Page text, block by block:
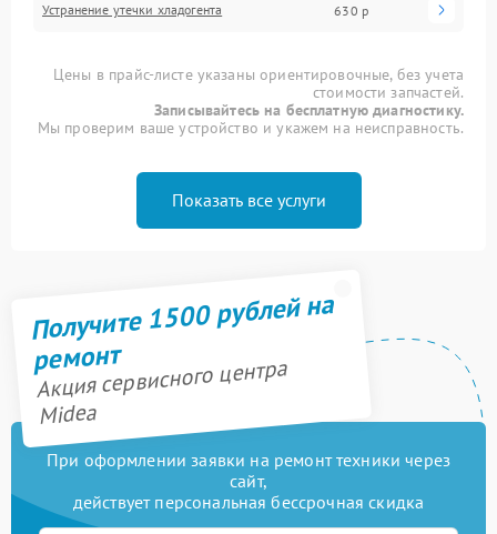
Устранение утечки хладогента 630 р
Цены в прайс-листе указаны ориентировочные, без учета
стоимости запчастей.
Записывайтесь на бесплатную диагностику.
Мы проверим ваше устройство и укажем на неисправность.
Показать все услуги
Получите 1500 рублей на
ремонт
Акция сервисного центра
Midea
При оформлении заявки на ремонт техники через
сайт,
действует персональная бессрочная скидка